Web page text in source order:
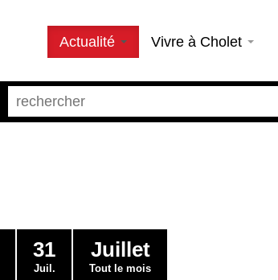
Actualité Vivre à Cholet
31
Juil.
Juillet
Tout le mois